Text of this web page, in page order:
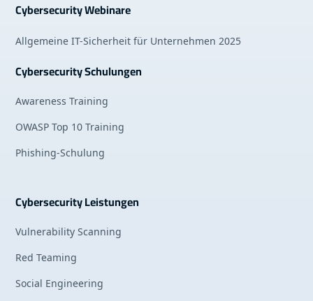
Cybersecurity Webinare
Allgemeine IT-Sicherheit für Unternehmen 2025
Cybersecurity Schulungen
Awareness Training
OWASP Top 10 Training
Phishing-Schulung
Cybersecurity Leistungen
Vulnerability Scanning
Red Teaming
Social Engineering